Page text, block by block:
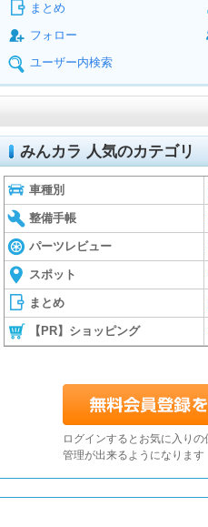
まとめ
フォロー
ユーザー内検索
みんカラ 人気のカテゴリ
車種別
整備手帳
パーツレビュー
スポット
まとめ
【PR】ショッピング
ログインするとお気に入り
管理が出来るようになります